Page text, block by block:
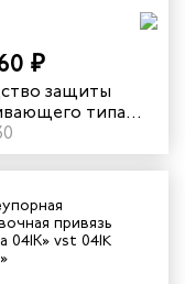
₽
защиты
типа
трос» с
«Стальной
vnt HB02C